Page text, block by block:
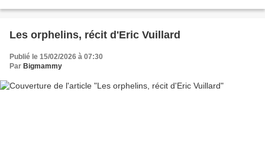
Les orphelins, récit d'Eric Vuillard
Publié le 15/02/2026 à 07:30
Par Bigmammy